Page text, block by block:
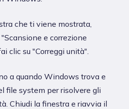
che ti viene mostrata,
e correzione
clic su "Correggi unità".
a quando Windows trova e
file system per risolvere gli
Chiudi la finestra e riavvia il